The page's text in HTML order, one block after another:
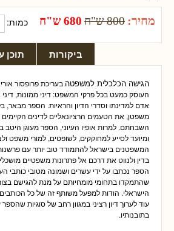
מחיר: 800 ש"ח 680 ש"ח כמות:
תוכן ביקורות
הגישה הכלכלית למשפטה בעריכת פרופסור
העוסק כמעט בכל פרקי המשפט: דיני ממונות, דיני
אדם למדינתו וסדרי הדיון והראיות. הספר מבאר,
משפטן, את הטעמים הרציונאליים לדינים
השבחתם. למרות אופיו העיוני, הספר מעוגן היטב
ומיועד לסייע למחוקקים, לשופטים, למורי משפט
המשפטנים בישראל להתמודד טוב יותר עם
בדין ולנווט את דרכם אל פתרונות משפטיים
הספר נכתבו על ידי עשרים ושמונה מטובי כותבי
שהתמקדו בתחומי מומחיותם על מנת להגישם
הישראלי. הודות למפעל משותף זה של כל הכותבים
עוד לערוך דיון רציני במגוון רחב של סוגיות
בתובנותיו.